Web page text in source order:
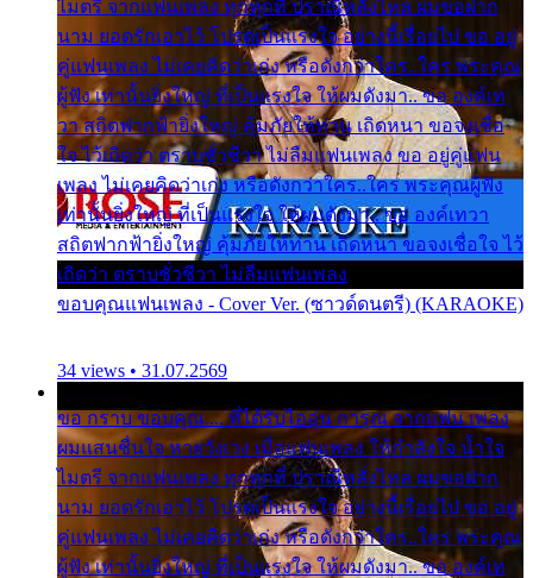
ไมตรี จากแฟนเพลง ทุกทุกที่ ปราณีหลั่งไหล ผมขอฝาก
นาม ยอดรักเอาไว้ โปรดเป็นแรงใจ อย่างนี้เรื่อยไป ขอ อยู่
คู่แฟนเพลง ไม่เคยคิดว่าเก่ง หรือดังกว่าใคร..ใคร พระคุณ
ผู้ฟัง เท่านั้นยิ่งใหญ่ ที่เป็นแรงใจ ให้ผมดังมา.. ขอ องค์เท
วา สถิตฟากฟ้ายิ่งใหญ่ คุ้มภัยให้ท่าน เถิดหนา ขอจงเชื่อ
ใจ ไว้เถิดว่า ตราบชั่วชีวา ไม่ลืมแฟนเพลง ขอ อยู่คู่แฟน
เพลง ไม่เคยคิดว่าเก่ง หรือดังกว่าใคร..ใคร พระคุณผู้ฟัง
เท่านั้นยิ่งใหญ่ ที่เป็นแรงใจ ให้ผมดังมา.. ขอ องค์เทวา
สถิตฟากฟ้ายิ่งใหญ่ คุ้มภัยให้ท่าน เถิดหนา ขอจงเชื่อใจ ไว้
เถิดว่า ตราบชั่วชีวา ไม่ลืมแฟนเพลง
ขอบคุณแฟนเพลง - Cover Ver. (ซาวด์ดนตรี) (KARAOKE)
34 views • 31.07.2569
ขอ กราบ ขอบคุณ.... ที่ได้รับไออุ่น การุณ จากแฟน เพลง
ผมแสนชื่นใจ หายวังเวง เมื่อแฟนเพลง ให้กำลังใจ น้ำใจ
ไมตรี จากแฟนเพลง ทุกทุกที่ ปราณีหลั่งไหล ผมขอฝาก
นาม ยอดรักเอาไว้ โปรดเป็นแรงใจ อย่างนี้เรื่อยไป ขอ อยู่
คู่แฟนเพลง ไม่เคยคิดว่าเก่ง หรือดังกว่าใคร..ใคร พระคุณ
ผู้ฟัง เท่านั้นยิ่งใหญ่ ที่เป็นแรงใจ ให้ผมดังมา.. ขอ องค์เท